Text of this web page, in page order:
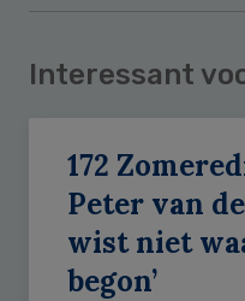
Interessant
172
Peter van
wist niet
begon’